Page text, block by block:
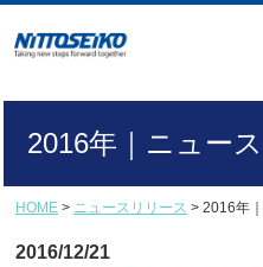
2016年｜ニュー
HOME > ニュースリリース > 2016年
2016/12/21